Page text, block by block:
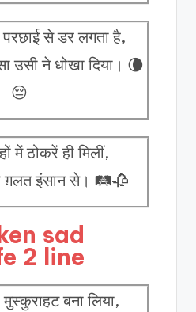
से डर लगता है,
उसी ने धोखा दिया। 🌘
😔
में ठोकरें ही मिलीं,
ग़लत इंसान से। 🛤️🥀
sad
2 line
मुस्कुराहट बना लिया,